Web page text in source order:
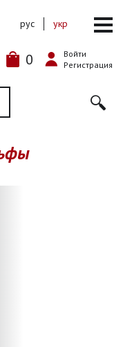
0
Войти
Регистрация
рус укр